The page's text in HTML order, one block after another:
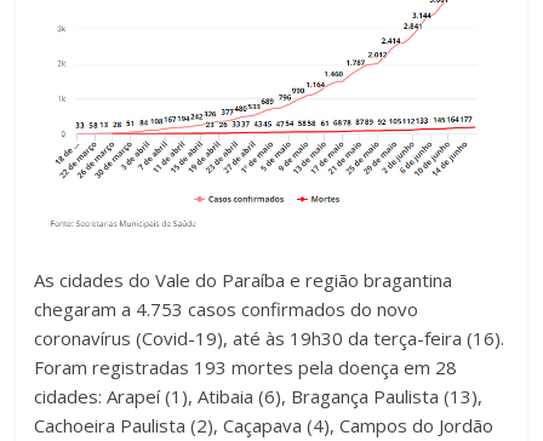
As cidades do Vale do Paraíba e região bragantina
chegaram a 4.753 casos confirmados do novo
coronavírus (Covid-19), até às 19h30 da terça-feira (16).
Foram registradas 193 mortes pela doença em 28
cidades: Arapeí (1), Atibaia (6), Bragança Paulista (13),
Cachoeira Paulista (2), Caçapava (4), Campos do Jordão